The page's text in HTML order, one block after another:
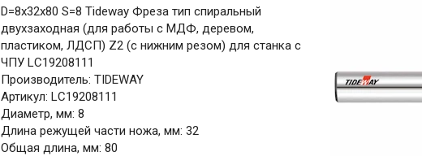
D=8x32x80 S=8 Tideway Фреза тип спиральный
двухзаходная (для работы с МДФ, деревом,
пластиком, ЛДСП) Z2 (с нижним резом) для станка с
ЧПУ LC19208111
Производитель: TIDEWAY
Артикул: LC19208111
Диаметр, мм: 8
Длина режущей части ножа, мм: 32
Общая длина, мм: 80